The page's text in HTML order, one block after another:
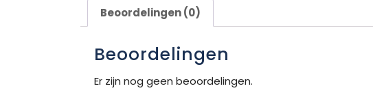
Beoordelingen (0)
Beoordelingen
Er zijn nog geen beoordelingen.